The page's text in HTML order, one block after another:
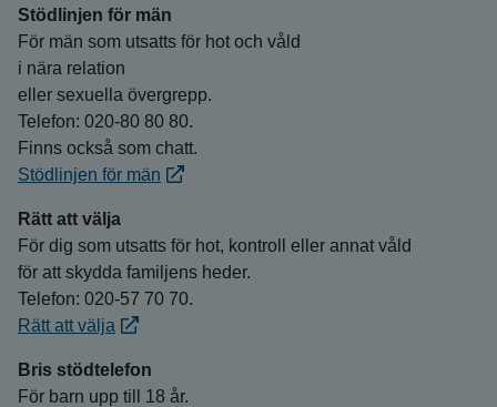
Stödlinjen för män
För män som utsatts för hot och våld
i nära relation
eller sexuella övergrepp.
Telefon: 020-80 80 80.
Finns också som chatt.
Stödlinjen för män
Rätt att välja
För dig som utsatts för hot, kontroll eller annat våld
för att skydda familjens heder.
Telefon: 020-57 70 70.
Rätt att välja
Bris stödtelefon
För barn upp till 18 år.